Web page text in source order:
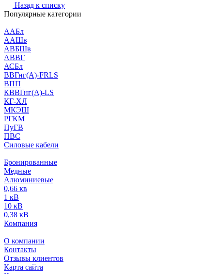
Назад к списку
Популярные категории
ААБл
ААШв
АВБШв
АВВГ
АСБл
ВВГнг(А)-FRLS
ВПП
КВВГнг(А)-LS
КГ-ХЛ
МКЭШ
РГКМ
ПуГВ
ПВС
Силовые кабели
Бронированные
Медные
Алюминиевые
0,66 кв
1 кВ
10 кВ
0,38 кВ
Компания
О компании
Контакты
Отзывы клиентов
Карта сайта